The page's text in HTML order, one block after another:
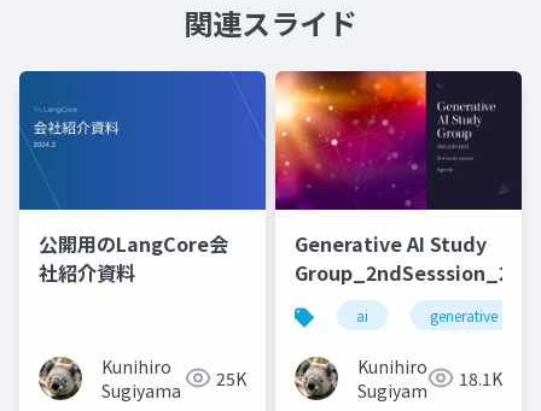
関連スライド
公開用のLangCore会
社紹介資料
Kunihiro
Sugiyama
25K
Generative AI Study
ai generative ai
Kunihiro
Sugiyama
18.1K